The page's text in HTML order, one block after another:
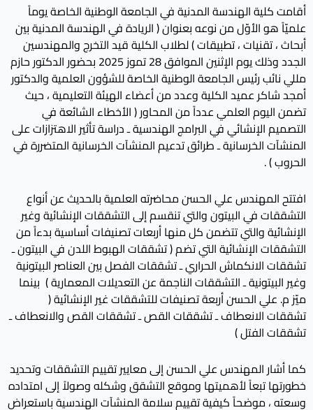
أقامت كلية الهندسة المدنية في الجامعة الوطنية الخاصة يوماً
علميّاً هو الأوّل من نوعه بعنوان ( الريادة في الهندسة المدنية بين
أبحاث ، تقنيات ، تطبيقات ) لطلاب الكلية قيد التخرج والمهندسين
الجدد وذلك يوم الإثنين الموافق 28 تموز 2025 بحضور الدكتور حازم
مللي نائب رئيس الجامعة الوطنية الخاصة للشؤون العلمية والدكتور
أمجد شاكر عميد الكلية وعدد من أعضاء الهيئة التعليمية ، حيث
تضمن اليوم العلمي عدداً من المحاور ( الأخطاء الشائعة في
التصميم الإنشائي في البرامج الهندسية ـ دراسة تأثير الاهتزازات على
المنشآت الخرسانية ـ طرائق تدعيم المنشآت الخرسانية المتضررة في
الحروب ) .
افتتح المهندس علي الحسن محاضرته العلمية بالحديث عن أنواع
التشققات في البيتون والتي تنقسم إلى التشققات الإنشائية وغير
الإنشائية والتي تتضمن كل منها أربعات تصنيفات أساسية بدءاً من
التشققات الإنشائية التي تضم ( تشققات الهبوط اللدن في البيتون ـ
تشققات الانكماش الحراري ـ تشققات الفصل بين العناصر البيتونية
وغير البيتونية ـ التشققات الناجمة عن التعديلات المعمارية ) بينما
ميّز م. علي الحسن أربعة تصنيفات للتشققات غير الإنشائية (
تشققات الانعطاف ـ تشققات القص ـ تشققات القص والانعطاف ـ
تشققات الفتل )
كما أشار المهندس علي الحسن إلى معايير تقييم التشققات وتحديد
خطورتها تبعاً لأهميتها وموقع التشقق وشكله وصولاً إلى امتداده
وسعته ، موضحاً كيفية تقييم سلامة المنشآت الهندسية باستعراض